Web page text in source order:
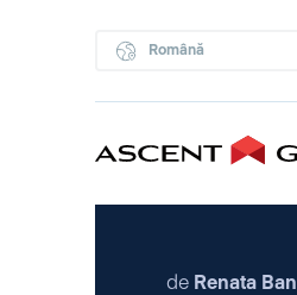
Română
de Renata Ban